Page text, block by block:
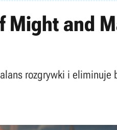
Might and
rozgrywki i eliminuje